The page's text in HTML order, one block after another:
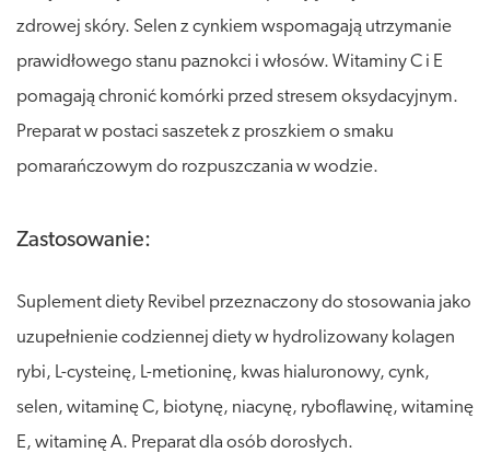
zdrowej skóry. Selen z cynkiem wspomagają utrzymanie
prawidłowego stanu paznokci i włosów. Witaminy C i E
pomagają chronić komórki przed stresem oksydacyjnym.
Preparat w postaci saszetek z proszkiem o smaku
pomarańczowym do rozpuszczania w wodzie.
Zastosowanie:
Suplement diety Revibel przeznaczony do stosowania jako
uzupełnienie codziennej diety w hydrolizowany kolagen
rybi, L-cysteinę, L-metioninę, kwas hialuronowy, cynk,
selen, witaminę C, biotynę, niacynę, ryboflawinę, witaminę
E, witaminę A. Preparat dla osób dorosłych.